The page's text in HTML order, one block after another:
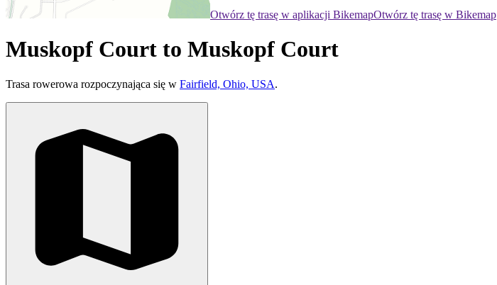
Otwórz tę trasę w aplikacji BikemapOtwórz tę trasę w Bikemap
Muskopf Court to Muskopf Court
Trasa rowerowa rozpoczynająca się w Fairfield, Ohio, USA.